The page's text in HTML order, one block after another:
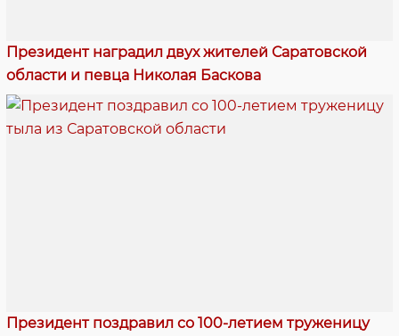
Президент наградил двух жителей Саратовской
области и певца Николая Баскова
Президент поздравил со 100-летием труженицу